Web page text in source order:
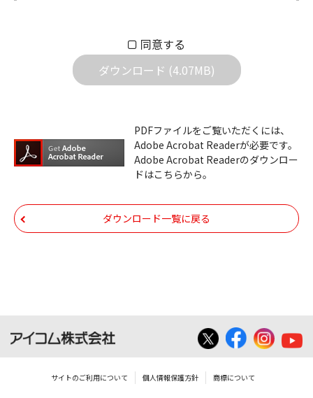
属します。ダウンロードした取扱説明書は、
個人が本来の目的でご使用されることは可能
ですが、権利者の許諾を得ることなく、以下
ダウンロードした取扱説明書は、複製、賃
貸、改変、公衆送信、または公衆送信可能
化することはできません。
いは無償を問わず、第三者に譲渡あるいは
使用させる事ができません。
ダウンロードした取扱説明書等に使用され
の転用は一切出来ません。
同意する
ダウンロード (4.07MB)
PDFファイルをご覧いただくには、
Adobe Acrobat Readerが必要です。
Adobe Acrobat Readerのダウンロー
ドはこちらから。
ダウンロード一覧に戻る
サイトのご利用について 個人情報保護方針 商標について